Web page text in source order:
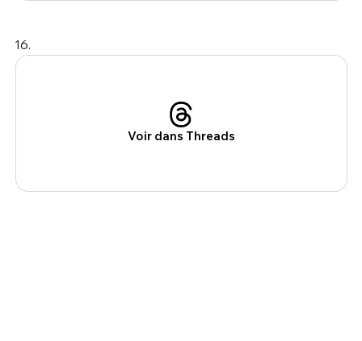
16.
Voir dans Threads